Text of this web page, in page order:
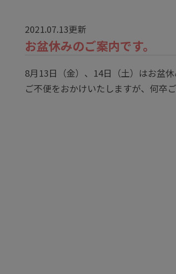
2021.07.13更新
お盆休みのご案内です。
8月13日（金）、14日（土）はお盆
ご不便をおかけいたしますが、何卒